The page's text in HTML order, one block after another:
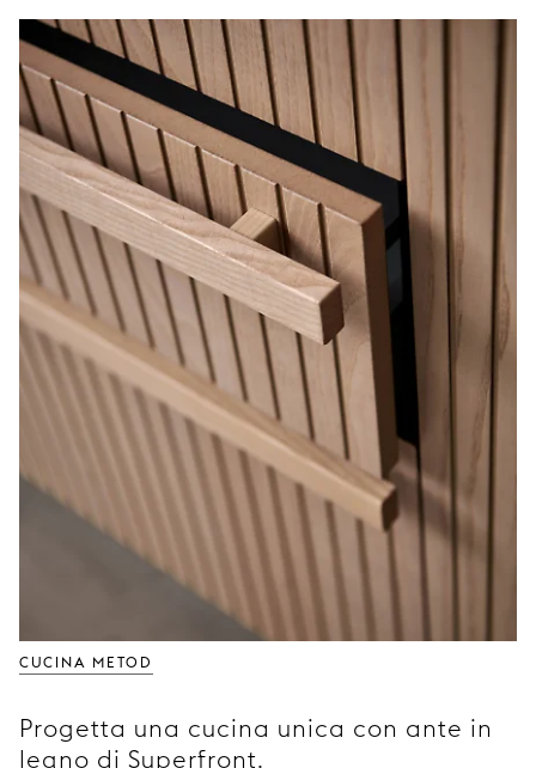
CUCINA METOD
Progetta una cucina unica con ante in
legno di Superfront.